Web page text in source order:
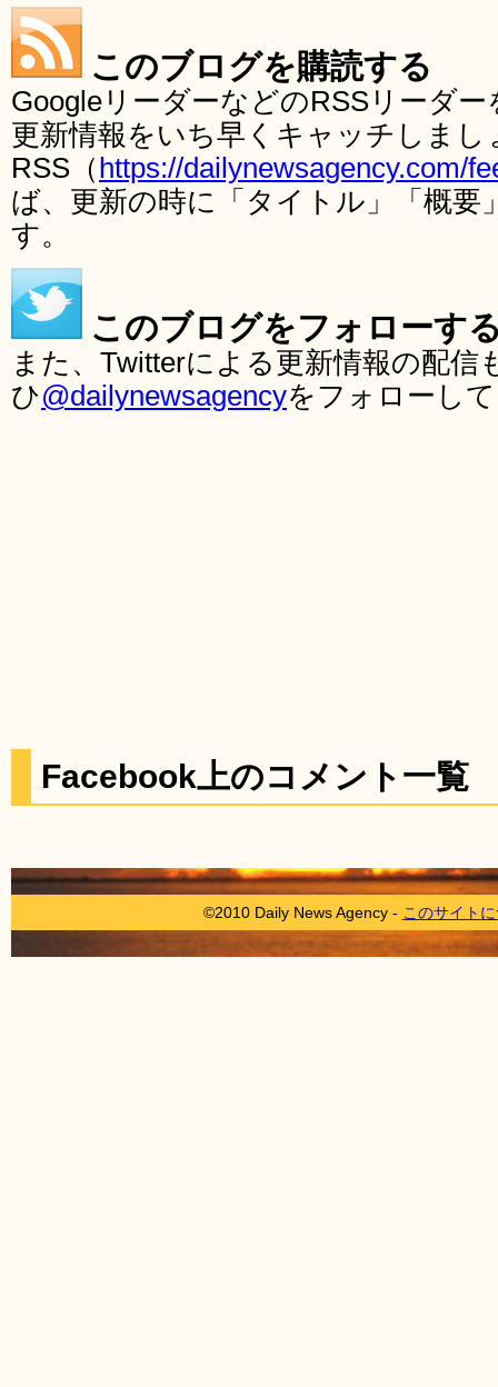
このブログを購読する
GoogleリーダーなどのRSSリーダ
更新情報をいち早くキャッチしま
RSS（ https://dailynewsagency.com/
ば、更新の時に「タイトル」「概要
す。
このブログをフォローす
また、Twitterによる更新情報の配
ひ@dailynewsagencyをフォローし
Facebook上のコメント一覧
©2010 Daily News Agency - このサイト